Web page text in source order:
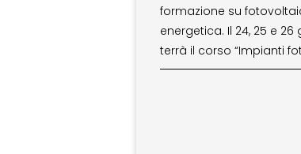
formazione su
energetica. Il 24, 25 e
terrà il corso “Impianti